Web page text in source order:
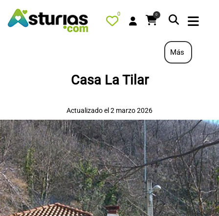
0 0
QUÉ HACER
ALOJAMIENTOS
RESTAURANTES
TURISMO ACTIVO
TIENDA
AGENDA
OFERTAS
Más
Casa La Tilar
Actualizado el 2 marzo 2026